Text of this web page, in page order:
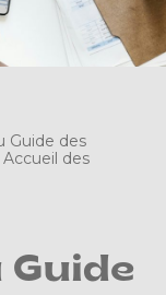
Guide des
des